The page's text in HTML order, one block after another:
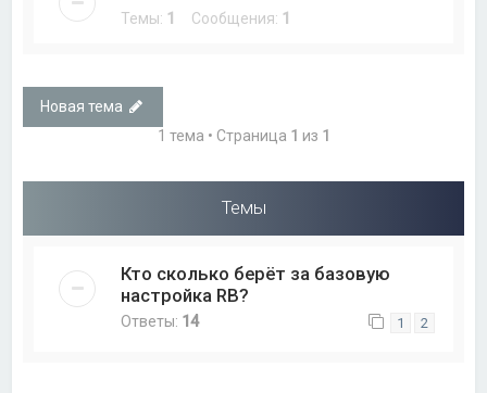
Темы: 1 Сообщения: 1
Новая тема
1 тема • Страница 1 из 1
Темы
Кто сколько берёт за базовую
настройка RB?
Ответы: 14 1 2